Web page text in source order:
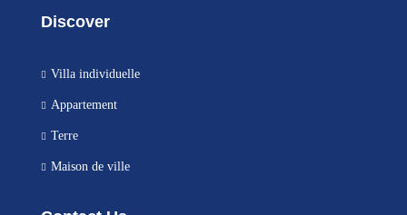
Discover
Villa individuelle
Appartement
Terre
Maison de ville